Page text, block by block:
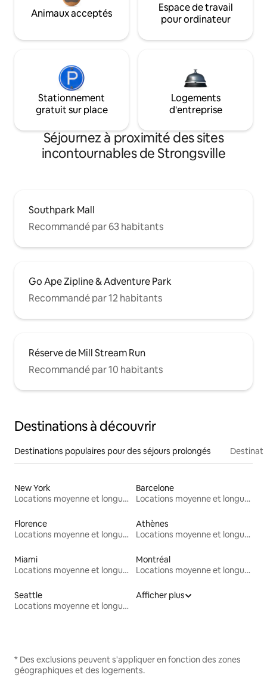
Animaux acceptés
Espace de travail
pour ordinateur
Stationnement
gratuit sur place
Logements
d'entreprise
Séjournez à proximité des sites
incontournables de Strongsville
Southpark Mall
Recommandé par 63 habitants
Go Ape Zipline & Adventure Park
Recommandé par 12 habitants
Réserve de Mill Stream Run
Recommandé par 10 habitants
Destinations à découvrir
Destinations populaires pour des séjours prolongés
New York
Locations moyenne et longue durée
Barcelone
Locations moyenne et longue durée
Florence
Locations moyenne et longue durée
Athènes
Locations moyenne et longue durée
Miami
Locations moyenne et longue durée
Montréal
Locations moyenne et longue durée
Seattle
Locations moyenne et longue durée
Afficher plus
* Des exclusions peuvent s'appliquer en fonction des zones
géographiques et des logements.